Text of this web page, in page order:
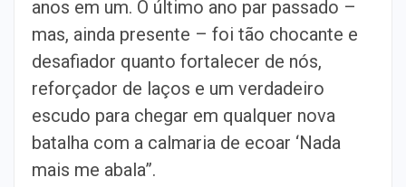
anos em um. O último ano par passado –
mas, ainda presente – foi tão chocante e
desafiador quanto fortalecer de nós,
reforçador de laços e um verdadeiro
escudo para chegar em qualquer nova
batalha com a calmaria de ecoar ‘Nada
mais me abala”.